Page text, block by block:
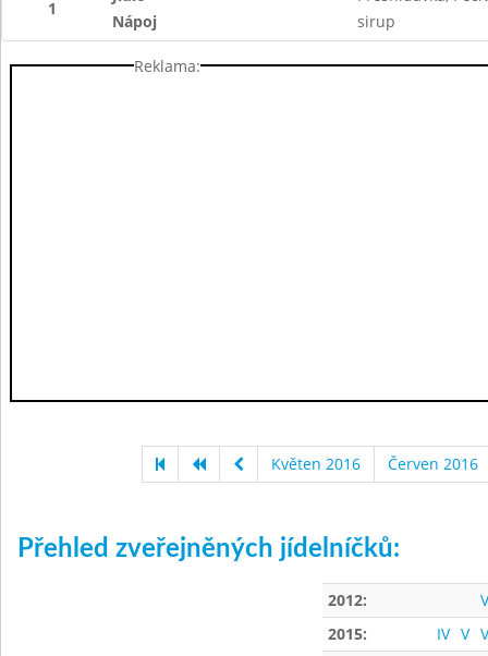
1
Nápoj
sirup
Reklama:
Květen 2016 Červen 2016
Přehled zveřejněných jídelníčků:
2012:
2015:
IV V